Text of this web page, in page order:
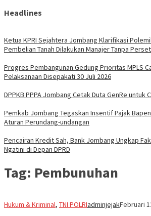
Headlines
Ketua KPRI Sejahtera Jombang Klarifikasi
Pembelian Tanah Dilakukan Manajer Tanpa
Progres Pembangunan Gedung Prioritas MPLS
Pelaksanaan Disepakati 30 Juli 2026
DPPKB PPPA Jombang Cetak Duta GenRe untuk
Pemkab Jombang Tegaskan Insentif Pajak
Aturan Perundang-undangan
Pencairan Kredit Sah, Bank Jombang Ungkap
Ngatini di Depan DPRD
Tag: Pembunuhan
Hukum & Kriminal, TNI POLRIadminjejakFebruari